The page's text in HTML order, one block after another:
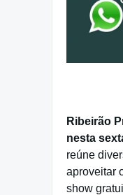
Ribeirão
nesta
reúne
aproveitar
show